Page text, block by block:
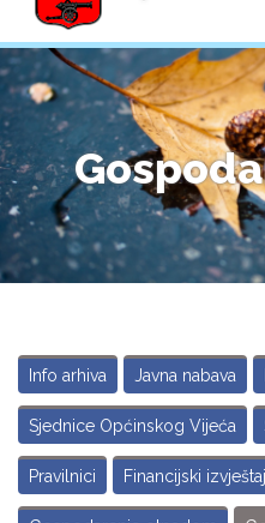
Info arhiva Javna nabava
Sjednice Općinskog Vijeća
Pravilnici Financijski